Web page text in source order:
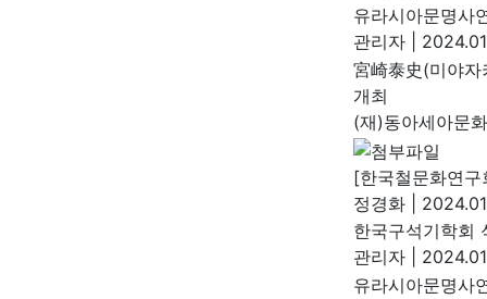
유라시아문명사
관리자
宮崎泰史(미야
개최
(재)동아세아문
[한국철문화연
정경화
한국구석기학회
관리자
유라시아문명사